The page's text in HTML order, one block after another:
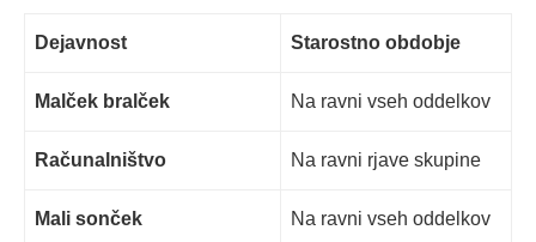
Dejavnost Starostno obdobje
Malček bralček Na ravni vseh oddelkov
Računalništvo Na ravni rjave skupine
Mali sonček Na ravni vseh oddelkov